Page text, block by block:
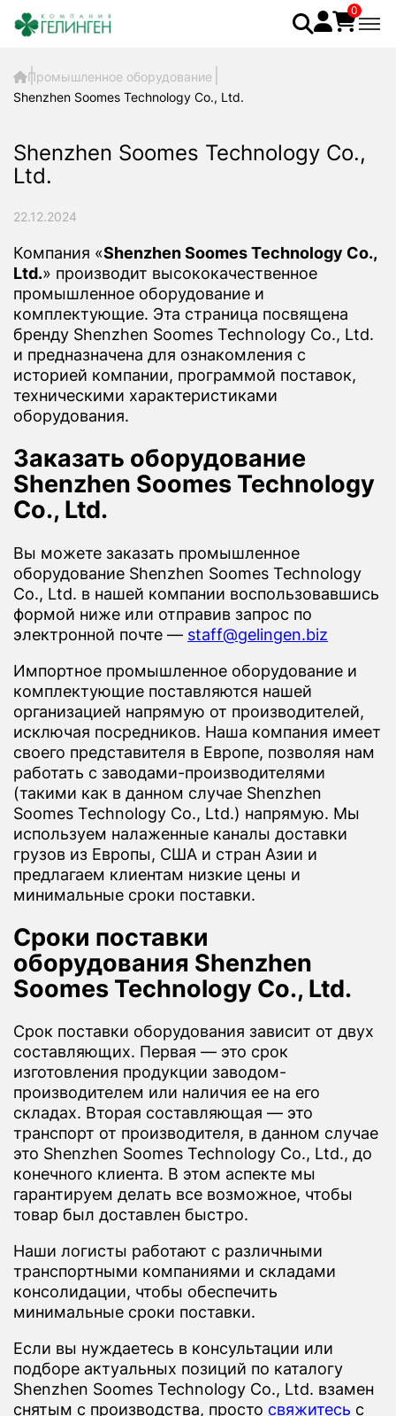
0
Промышленное оборудование
Shenzhen Soomes Technology Co., Ltd.
Shenzhen Soomes Technology Co.,
Ltd.
22.12.2024
Компания «Shenzhen Soomes Technology Co.,
Ltd.» производит высококачественное
промышленное оборудование и
комплектующие. Эта страница посвящена
бренду Shenzhen Soomes Technology Co., Ltd.
и предназначена для ознакомления с
историей компании, программой поставок,
техническими характеристиками
оборудования.
Заказать оборудование
Shenzhen Soomes Technology
Co., Ltd.
Вы можете заказать промышленное
оборудование Shenzhen Soomes Technology
Co., Ltd. в нашей компании воспользовавшись
формой ниже или отправив запрос по
электронной почте — staff@gelingen.biz
Импортное промышленное оборудование и
комплектующие поставляются нашей
организацией напрямую от производителей,
исключая посредников. Наша компания имеет
своего представителя в Европе, позволяя нам
работать с заводами-производителями
(такими как в данном случае Shenzhen
Soomes Technology Co., Ltd.) напрямую. Мы
используем налаженные каналы доставки
грузов из Европы, США и стран Азии и
предлагаем клиентам низкие цены и
минимальные сроки поставки.
Сроки поставки
оборудования Shenzhen
Soomes Technology Co., Ltd.
Срок поставки оборудования зависит от двух
составляющих. Первая — это срок
изготовления продукции заводом-
производителем или наличия ее на его
складах. Вторая составляющая — это
транспорт от производителя, в данном случае
это Shenzhen Soomes Technology Co., Ltd., до
конечного клиента. В этом аспекте мы
гарантируем делать все возможное, чтобы
товар был доставлен быстро.
Наши логисты работают с различными
транспортными компаниями и складами
консолидации, чтобы обеспечить
минимальные сроки поставки.
Если вы нуждаетесь в консультации или
подборе актуальных позиций по каталогу
Shenzhen Soomes Technology Co., Ltd. взамен
снятым с производства, просто свяжитесь с